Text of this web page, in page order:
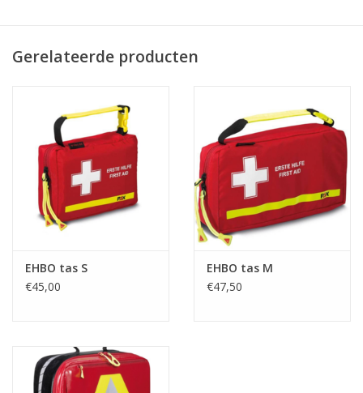
Gerelateerde producten
EHBO tas S
€45,00
EHBO tas M
€47,50